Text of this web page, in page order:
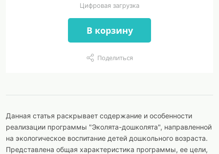
Цифровая загрузка
В корзину
Поделиться
Данная статья раскрывает содержание и особенности
реализации программы "Эколята-дошколята", направленной
на экологическое воспитание детей дошкольного возраста.
Представлена общая характеристика программы, ее цели,